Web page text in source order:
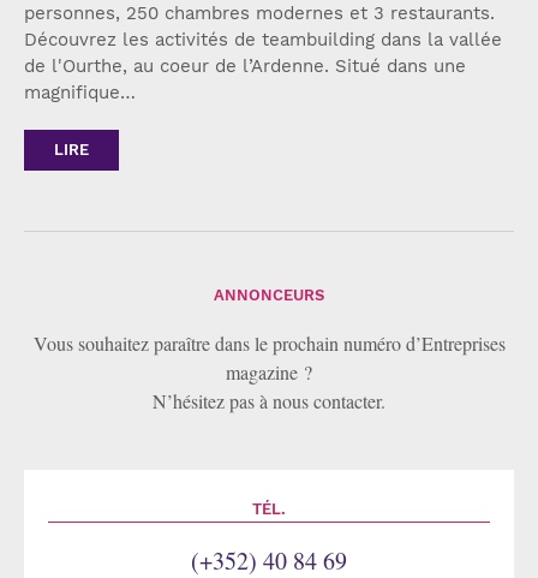
personnes, 250 chambres modernes et 3 restaurants.
Découvrez les activités de teambuilding dans la vallée
de l'Ourthe, au coeur de l’Ardenne. Situé dans une
magnifique…
LIRE
ANNONCEURS
Vous souhaitez paraître dans le prochain numéro d’Entreprises
magazine ?
N’hésitez pas à nous contacter.
TÉL.
(+352) 40 84 69